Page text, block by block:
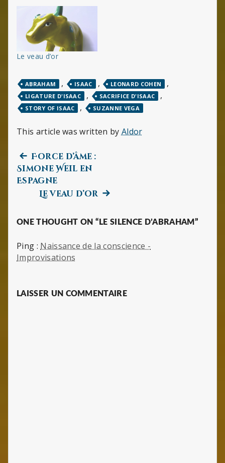
Le veau d’or
ABRAHAM , ISAAC , LEONARD COHEN ,
LIGATURE D'ISAAC , SACRIFICE D'ISAAC ,
STORY OF ISAAC , SUZANNE VEGA
This article was written by Aldor
Navigation
de
l’article
Previous
post:
Force d’âme :
Simone Weil en
Espagne
Le veau d’or Next
ONE THOUGHT ON “LE SILENCE D’ABRAHAM”
Ping : Naissance de la conscience -
Improvisations
LAISSER UN COMMENTAIRE